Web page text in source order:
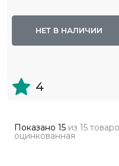
НЕТ В НАЛИЧИИ
4
Показано 15 из 15
оцинкованная